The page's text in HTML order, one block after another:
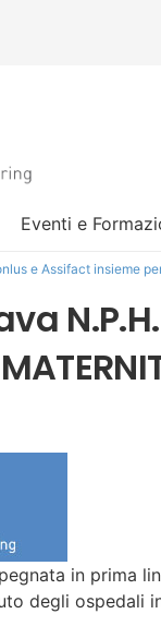
Eventi e
e Assifact insieme
in prima
degli ospedali